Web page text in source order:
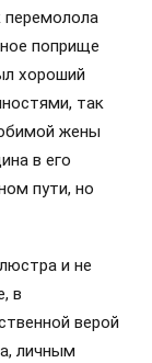
перемолола
поприще
хороший
так
жены
в его
пути, но
и не
в
верой
личным